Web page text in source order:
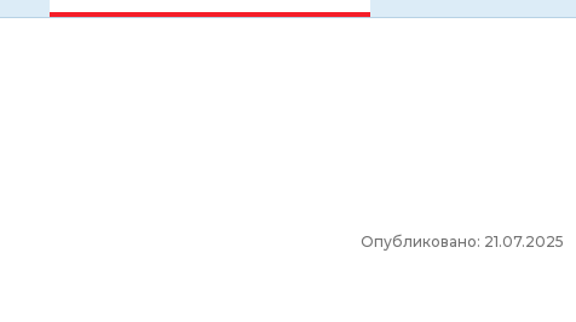
Опубликовано: 21.07.2025